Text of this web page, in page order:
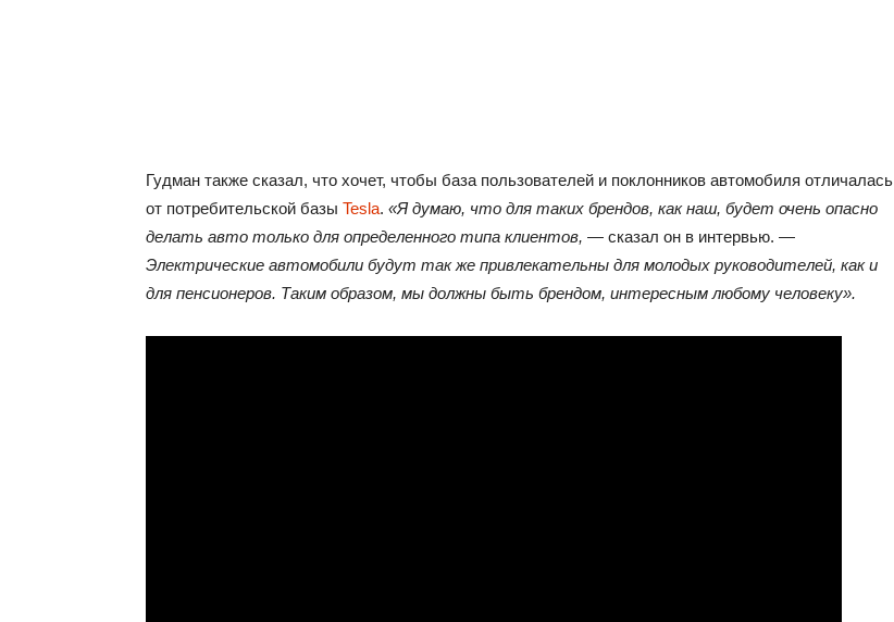
Гудман также сказал, что хочет, чтобы база пользователей и поклонников автомобиля отличалась
от потребительской базы Tesla. «Я думаю, что для таких брендов, как наш, будет очень опасно
делать авто только для определенного типа клиентов, — сказал он в интервью. —
Электрические автомобили будут так же привлекательны для молодых руководителей, как и
для пенсионеров. Таким образом, мы должны быть брендом, интересным любому человеку».